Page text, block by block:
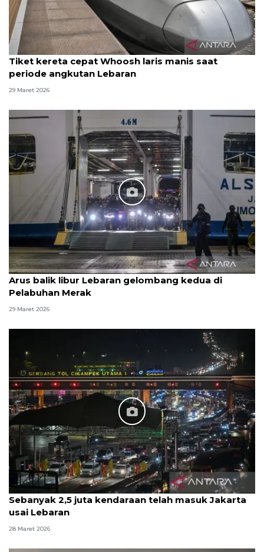
Tiket kereta cepat Whoosh laris manis saat
periode angkutan Lebaran
29 Maret 2026
Arus balik libur Lebaran gelombang kedua di
Pelabuhan Merak
29 Maret 2026
Sebanyak 2,5 juta kendaraan telah masuk Jakarta
usai Lebaran
28 Maret 2026